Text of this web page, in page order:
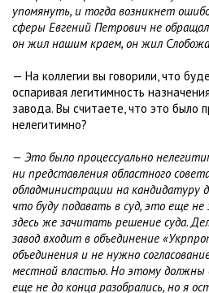
упомянуть, и тогда возникнет
сферы Евгений Петрович не
он жил нашим краем, он жил
— На коллегии вы говорили, что
оспаривая легитимность
завода. Вы считаете, что это было
нелегитимно?
— Это было процессуально
ни представления областного
обладминистрации на кандидатуру
что буду подавать в суд, это еще
здесь же зачитать решение суда.
завод входит в объединение
объединения и не нужно
местной властью. Но этому
еще не до конца разобрались, но я